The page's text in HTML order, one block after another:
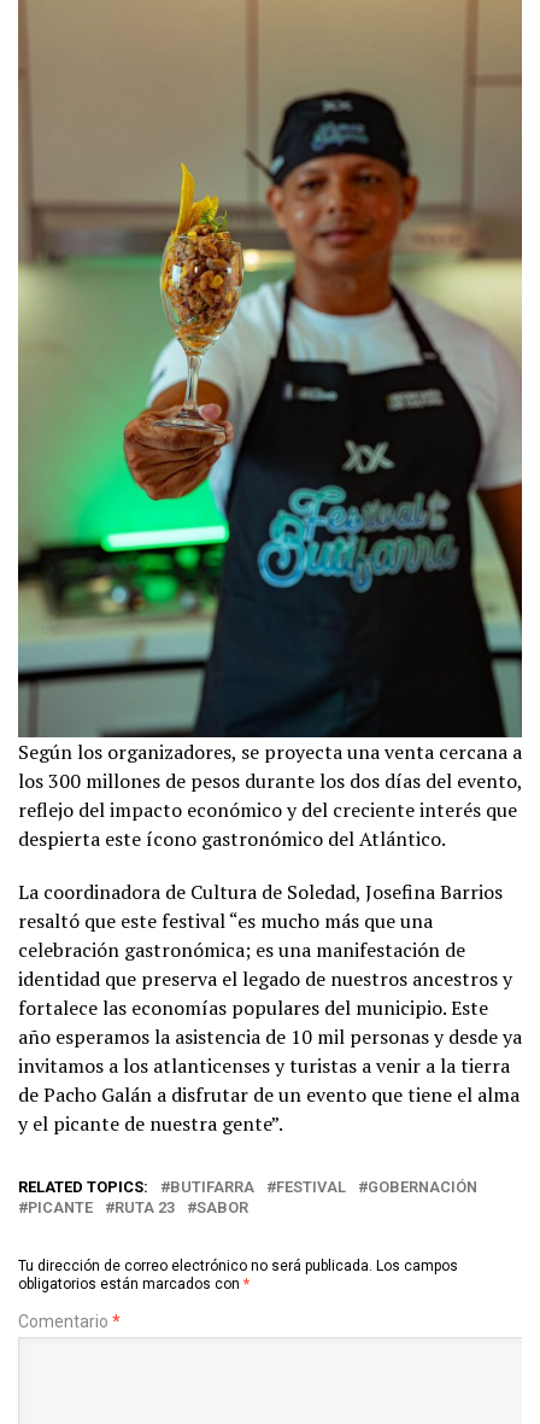
Según los organizadores, se proyecta una venta cercana a
los 300 millones de pesos durante los dos días del evento,
reflejo del impacto económico y del creciente interés que
despierta este ícono gastronómico del Atlántico.
La coordinadora de Cultura de Soledad, Josefina Barrios
resaltó que este festival “es mucho más que una
celebración gastronómica; es una manifestación de
identidad que preserva el legado de nuestros ancestros y
fortalece las economías populares del municipio. Este
año esperamos la asistencia de 10 mil personas y desde ya
invitamos a los atlanticenses y turistas a venir a la tierra
de Pacho Galán a disfrutar de un evento que tiene el alma
y el picante de nuestra gente”.
RELATED TOPICS: BUTIFARRA FESTIVAL
GOBERNACIÓN
PICANTE
RUTA 23 SABOR
Tu dirección de correo electrónico no será publicada. Los campos
obligatorios están marcados con *
Comentario *